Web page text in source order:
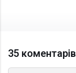
35 коментарів